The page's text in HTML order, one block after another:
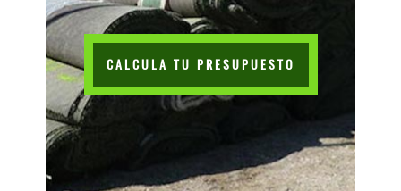
CALCULA TU PRESUPUESTO